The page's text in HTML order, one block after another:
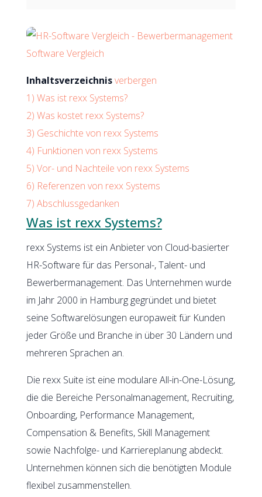
Inhaltsverzeichnisverbergen
1) Was ist rexx Systems?
2) Was kostet rexx Systems?
3) Geschichte von rexx Systems
4) Funktionen von rexx Systems
5) Vor- und Nachteile von rexx Systems
6) Referenzen von rexx Systems
7) Abschlussgedanken
Was ist rexx Systems?
rexx Systems ist ein Anbieter von Cloud-basierter
HR-Software für das Personal-, Talent- und
Bewerbermanagement. Das Unternehmen wurde
im Jahr 2000 in Hamburg gegründet und bietet
seine Softwarelösungen europaweit für Kunden
jeder Größe und Branche in über 30 Ländern und
mehreren Sprachen an.
Die rexx Suite ist eine modulare All-in-One-Lösung,
die die Bereiche Personalmanagement, Recruiting,
Onboarding, Performance Management,
Compensation & Benefits, Skill Management
sowie Nachfolge- und Karriereplanung abdeckt.
Unternehmen können sich die benötigten Module
flexibel zusammenstellen.